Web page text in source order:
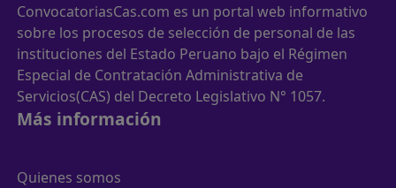
ConvocatoriasCas.com es un portal web informativo
sobre los procesos de selección de personal de las
instituciones del Estado Peruano bajo el Régimen
Especial de Contratación Administrativa de
Servicios(CAS) del Decreto Legislativo N° 1057.
Más información
Quienes somos